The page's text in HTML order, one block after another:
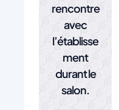
rencontre
avec
l’établisse
ment
durant le
salon.